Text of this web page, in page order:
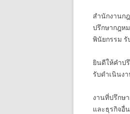
สำนักงานก
ปรึกษากฎห
พินัยกรรม รั
ยินดีให้คำป
รับดำเนินง
งานที่ปรึกษ
และธุรกิจอื่